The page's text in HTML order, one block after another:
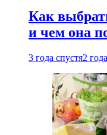
Как
и чем она
3 года спустя2